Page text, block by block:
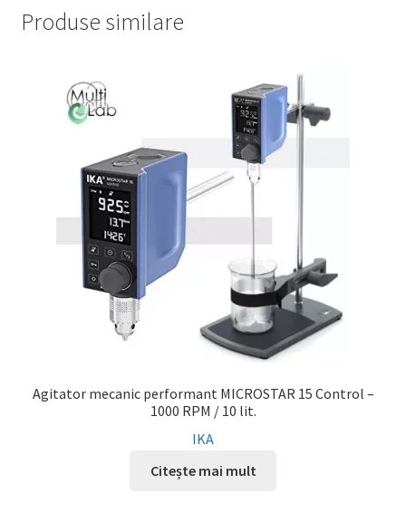
Produse similare
Agitator mecanic performant MICROSTAR 15 Control –
1000 RPM / 10 lit.
IKA
Citește mai mult